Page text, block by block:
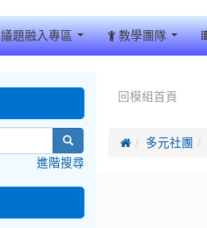
議題融入專區 教學團隊
回模組首頁
 多元社團
search
進階搜尋